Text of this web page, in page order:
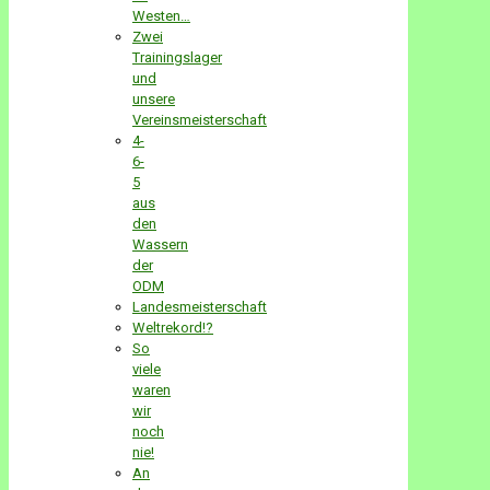
Westen…
Zwei
Trainingslager
und
unsere
Vereinsmeisterschaft
4-
6-
5
aus
den
Wassern
der
ODM
Landesmeisterschaft
Weltrekord!?
So
viele
waren
wir
noch
nie!
An